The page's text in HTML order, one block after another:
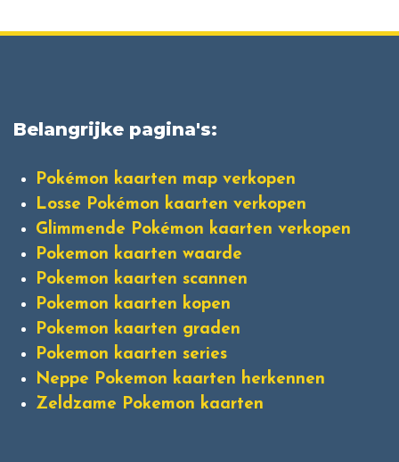
Belangrijke pagina's:
Pokémon kaarten map verkopen
Losse Pokémon kaarten verkopen
Glimmende Pokémon kaarten verkopen
Pokemon kaarten waarde
Pokemon kaarten scannen
Pokemon kaarten kopen
Pokemon kaarten graden
Pokemon kaarten series
Neppe Pokemon kaarten herkennen
Zeldzame Pokemon kaarten